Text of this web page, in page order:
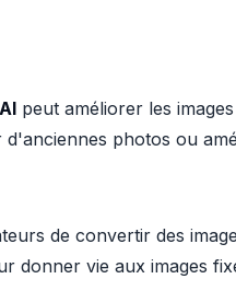
peut améliorer les
photos ou
de convertir des
donner vie aux images